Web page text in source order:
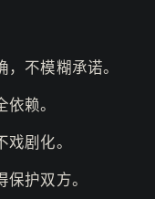
不模糊承诺。
赖。
剧化。
护双方。